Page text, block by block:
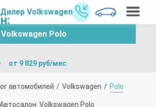
Дилер Volkswagen
Polo
от 9 829 руб/мес
автомобилей Volkswagen Polo